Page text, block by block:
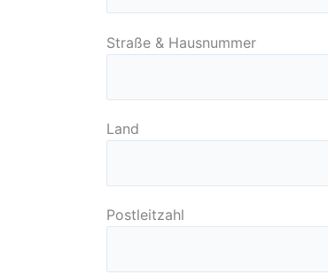
Straße & Hausnummer
Land
Postleitzahl